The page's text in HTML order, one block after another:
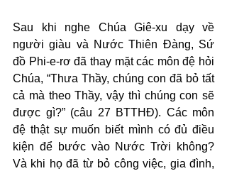
Sau khi nghe Chúa Giê-xu dạy về
người giàu và Nước Thiên Đàng, Sứ
đồ Phi-e-rơ đã thay mặt các môn đệ hỏi
Chúa, “Thưa Thầy, chúng con đã bỏ tất
cả mà theo Thầy, vậy thì chúng con sẽ
được gì?” (câu 27 BTTHĐ). Các môn
đệ thật sự muốn biết mình có đủ điều
kiện để bước vào Nước Trời không?
Và khi họ đã từ bỏ công việc, gia đình,